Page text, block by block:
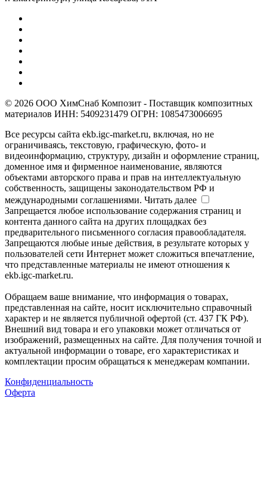
© 2026 ООО ХимСнаб Композит - Поставщик композитных
материалов ИНН: 5409231479 ОГРН: 1085473006695
Все ресурсы сайта ekb.igc-market.ru, включая, но не
ограничиваясь, текстовую, графическую, фото- и
видеоинформацию, структуру, дизайн и оформление страниц,
доменное имя и фирменное наименование, являются
объектами авторского права и прав на интеллектуальную
собственность, защищены законодательством РФ и
международными соглашениями. Читать далее
Запрещается любое использование содержания страниц и
контента данного сайта на других площадках без
предварительного письменного согласия правообладателя.
Запрещаются любые иные действия, в результате которых у
пользователей сети Интернет может сложиться впечатление,
что представленные материалы не имеют отношения к
ekb.igc-market.ru.
Обращаем ваше внимание, что информация о товарах,
представленная на сайте, носит исключительно справочный
характер и не является публичной офертой (ст. 437 ГК РФ).
Внешний вид товара и его упаковки может отличаться от
изображений, размещенных на сайте. Для получения точной и
актуальной информации о товаре, его характеристиках и
комплектации просим обращаться к менеджерам компании.
Конфиденциальность
Оферта